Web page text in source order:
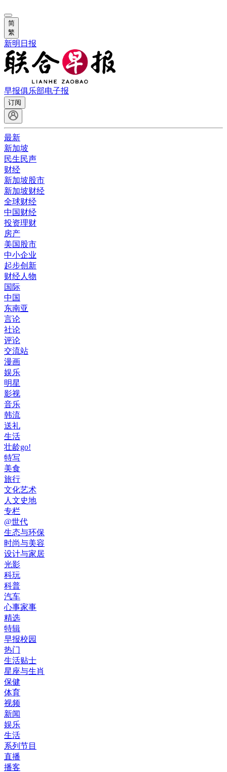
简
繁
新明日报
早报俱乐部电子报
订阅
最新
新加坡
民生民声
财经
新加坡股市
新加坡财经
全球财经
中国财经
投资理财
房产
美国股市
中小企业
起步创新
财经人物
国际
中国
东南亚
言论
社论
评论
交流站
漫画
娱乐
明星
影视
音乐
韩流
送礼
生活
壮龄go!
特写
美食
旅行
文化艺术
人文史地
专栏
@世代
生态与环保
时尚与美容
设计与家居
光影
科玩
科普
汽车
心事家事
精选
特辑
早报校园
热门
生活贴士
星座与生肖
保健
体育
视频
新闻
娱乐
生活
系列节目
直播
播客